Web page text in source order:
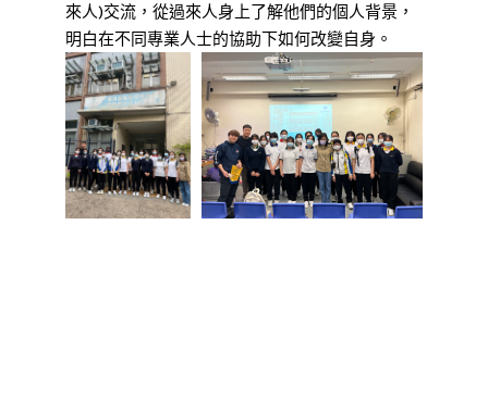
來人)交流，從過來人身上了解他們的個人背景，
明白在不同專業人士的協助下如何改變自身。